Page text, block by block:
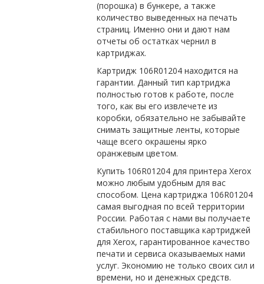
(порошка) в бункере, а также
количество выведенных на печать
страниц. Именно они и дают нам
отчеты об остатках чернил в
картриджах.
Картридж 106R01204 находится на
гарантии. Данный тип картриджа
полностью готов к работе, после
того, как вы его извлечете из
коробки, обязательно не забывайте
снимать защитные ленты, которые
чаще всего окрашены ярко
оранжевым цветом.
Купить 106R01204 для принтера Xerox
можно любым удобным для вас
способом. Цена картриджа 106R01204
самая выгодная по всей территории
России. Работая с нами вы получаете
стабильного поставщика картриджей
для Xerox, гарантированное качество
печати и сервиса оказываемых нами
услуг. Экономию не только своих сил и
времени, но и денежных средств.